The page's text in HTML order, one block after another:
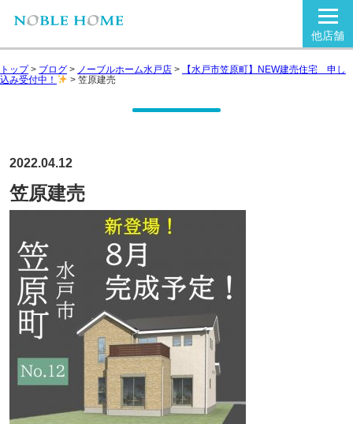
他店舗
トップ> ブログ > ノーブルホーム水戸店 >
【水戸市笠原町】NEW建売住宅 申し
込み受付中！
> 笠原建売
2022.04.12
笠原建売